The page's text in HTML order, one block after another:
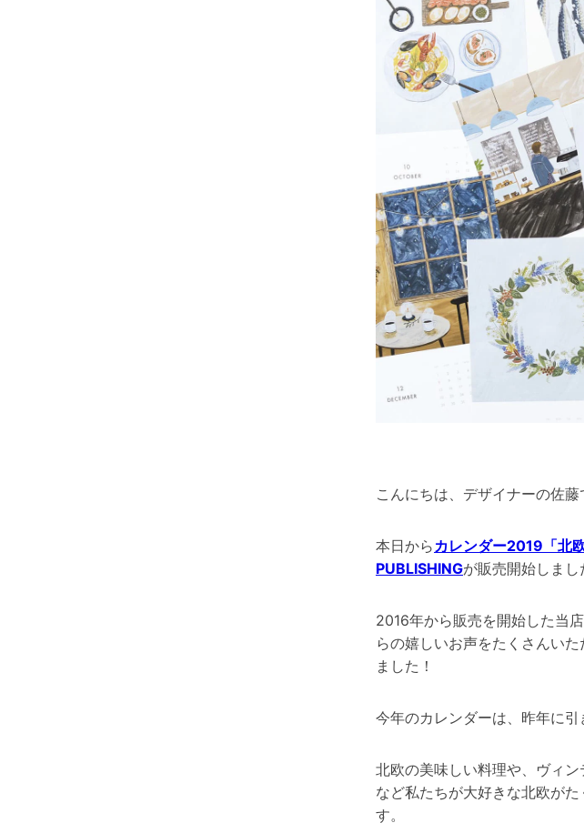
こんにちは、デザイナーの佐藤
本日からカレンダー2019「北
PUBLISHINGが販売開始しまし
2016年から販売を開始した当
らの嬉しいお声をたくさんい
ました！
今年のカレンダーは、昨年に引
北欧の美味しい料理や、ヴィ
など私たちが大好きな北欧が
す。